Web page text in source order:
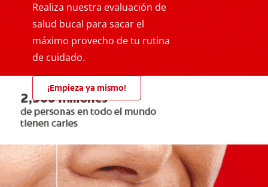
Realiza nuestra evaluación de
salud bucal para sacar el
máximo provecho de tu rutina
de cuidado.
¡Empieza ya mismo!